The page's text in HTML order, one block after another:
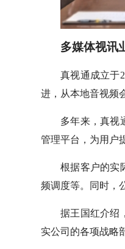
多媒体视讯
真视通成立于
进，从本地音视频
多年来，真视
管理平台，为用户
根据客户的实
频调度等。同时，
据王国红介绍
实公司的各项战略